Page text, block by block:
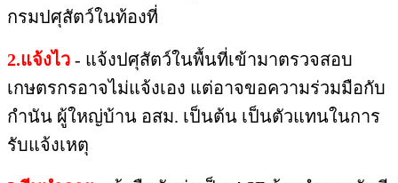
กรมปศุสัตว์​ในท้องที่
2.แจ้งไว ​ -​ แจ้งปศุสัตว์​ในพื้นที่เข้ามาตรวจสอบ
เกษตรกรอาจไม่แจ้งเอง​ แต่อาจขอความร่วมมือกับ
กำนัน​ ผู้ใหญ่บ้าน​ อสม.​ เป็นต้น​ เป็นตัวแทนในการ
รับแจ้งเหตุ​